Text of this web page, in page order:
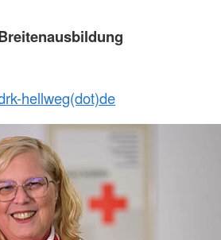
hellweg(dot)de